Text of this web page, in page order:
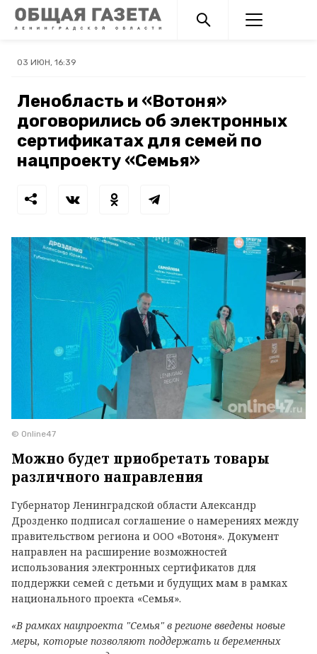
03 ИЮН, 16:39
Ленобласть и «Вотоня»
договорились об электронных
сертификатах для семей по
нацпроекту «Семья»
© Online47
Можно будет приобретать товары
различного направления
Губернатор Ленинградской области Александр
Дрозденко подписал соглашение о намерениях между
правительством региона и ООО «Вотоня». Документ
направлен на расширение возможностей
использования электронных сертификатов для
поддержки семей с детьми и будущих мам в рамках
национального проекта «Семья».
«В рамках нацпроекта "Семья" в регионе введены новые
меры, которые позволяют поддержать и беременных